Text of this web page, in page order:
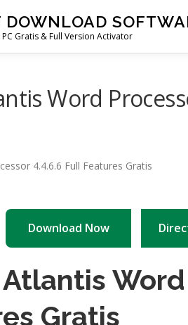
Gratis & Full Version Activator
Word
Download Now
Word
Gratis